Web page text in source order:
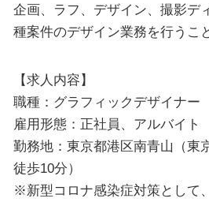
企画、ラフ、デザイン、撮影デ
種案件のデザイン業務を行うこ
【求人内容】
職種：グラフィックデザイナー
雇用形態：正社員、アルバイト
勤務地：東京都港区南青山（東
徒歩10分）
※新型コロナ感染症対策として